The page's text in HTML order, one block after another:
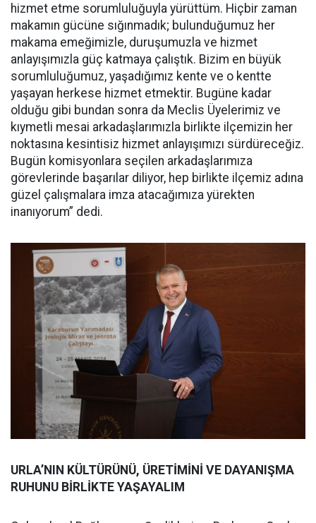
hizmet etme sorumluluğuyla yürüttüm. Hiçbir zaman
makamın gücüne sığınmadık; bulunduğumuz her
makama emeğimizle, duruşumuzla ve hizmet
anlayışımızla güç katmaya çalıştık. Bizim en büyük
sorumluluğumuz, yaşadığımız kente ve o kentte
yaşayan herkese hizmet etmektir. Bugüne kadar
olduğu gibi bundan sonra da Meclis Üyelerimiz ve
kıymetli mesai arkadaşlarımızla birlikte ilçemizin her
noktasına kesintisiz hizmet anlayışımızı sürdüreceğiz.
Bugün komisyonlara seçilen arkadaşlarımıza
görevlerinde başarılar diliyor, hep birlikte ilçemiz adına
güzel çalışmalara imza atacağımıza yürekten
inanıyorum” dedi.
URLA’NIN KÜLTÜRÜNÜ, ÜRETİMİNİ VE DAYANIŞMA
RUHUNU BİRLİKTE YAŞAYALIM